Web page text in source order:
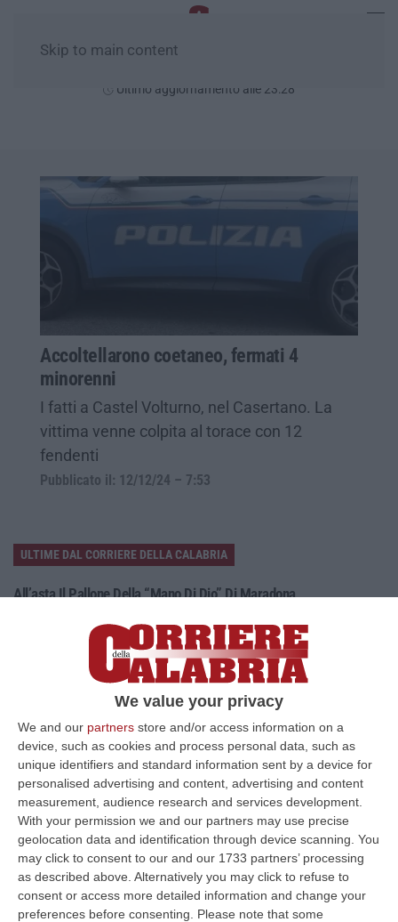
We value your privacy
We and our partners store and/or access information on a
device, such as cookies and process personal data, such as
unique identifiers and standard information sent by a device for
personalised advertising and content, advertising and content
measurement, audience research and services development.
With your permission we and our partners may use precise
geolocation data and identification through device scanning. You
may click to consent to our and our 1733 partners’ processing
as described above. Alternatively you may click to refuse to
consent or access more detailed information and change your
preferences before consenting.
Please note that some
Skip to main content
Ultimo aggiornamento alle 23:28
Accoltellarono coetaneo, fermati 4
minorenni
I fatti a Castel Volturno, nel Casertano. La
vittima venne colpita al torace con 12
fendenti
Pubblicato il: 12/12/24 – 7:53
ULTIME DAL CORRIERE DELLA CALABRIA
All’asta Il Pallone Della “mano Di Dio” Di Maradona
vittoria dell’Argentina sull’Inghilterra ai Mondiali del 1986 potrebbe
08 Agosto, 23:28
Milano, Vannacci Candida Il Generale Burgio
“ROMA “La sfida delle grandi città correremo in tutte le grandi città
Milano, Bologna, Roma e Napoli. Ci presenteremo come Futuro
nazionale…
08 Agosto, 22:19
Messina, I “No Ponte” Di Nuovo In Marcia
“MESSINA “Chiediamo che venga chiusa la società Stretto di Messina. La
liquidazione era stata già indicata dal governo Monti nel 2013, e la…
08 Agosto, 21:20